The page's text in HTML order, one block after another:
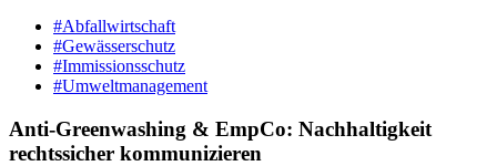
#Abfallwirtschaft
#Gewässerschutz
#Immissionsschutz
#Umweltmanagement
Anti-Greenwashing & EmpCo: Nachhaltigkeit
rechtssicher kommunizieren